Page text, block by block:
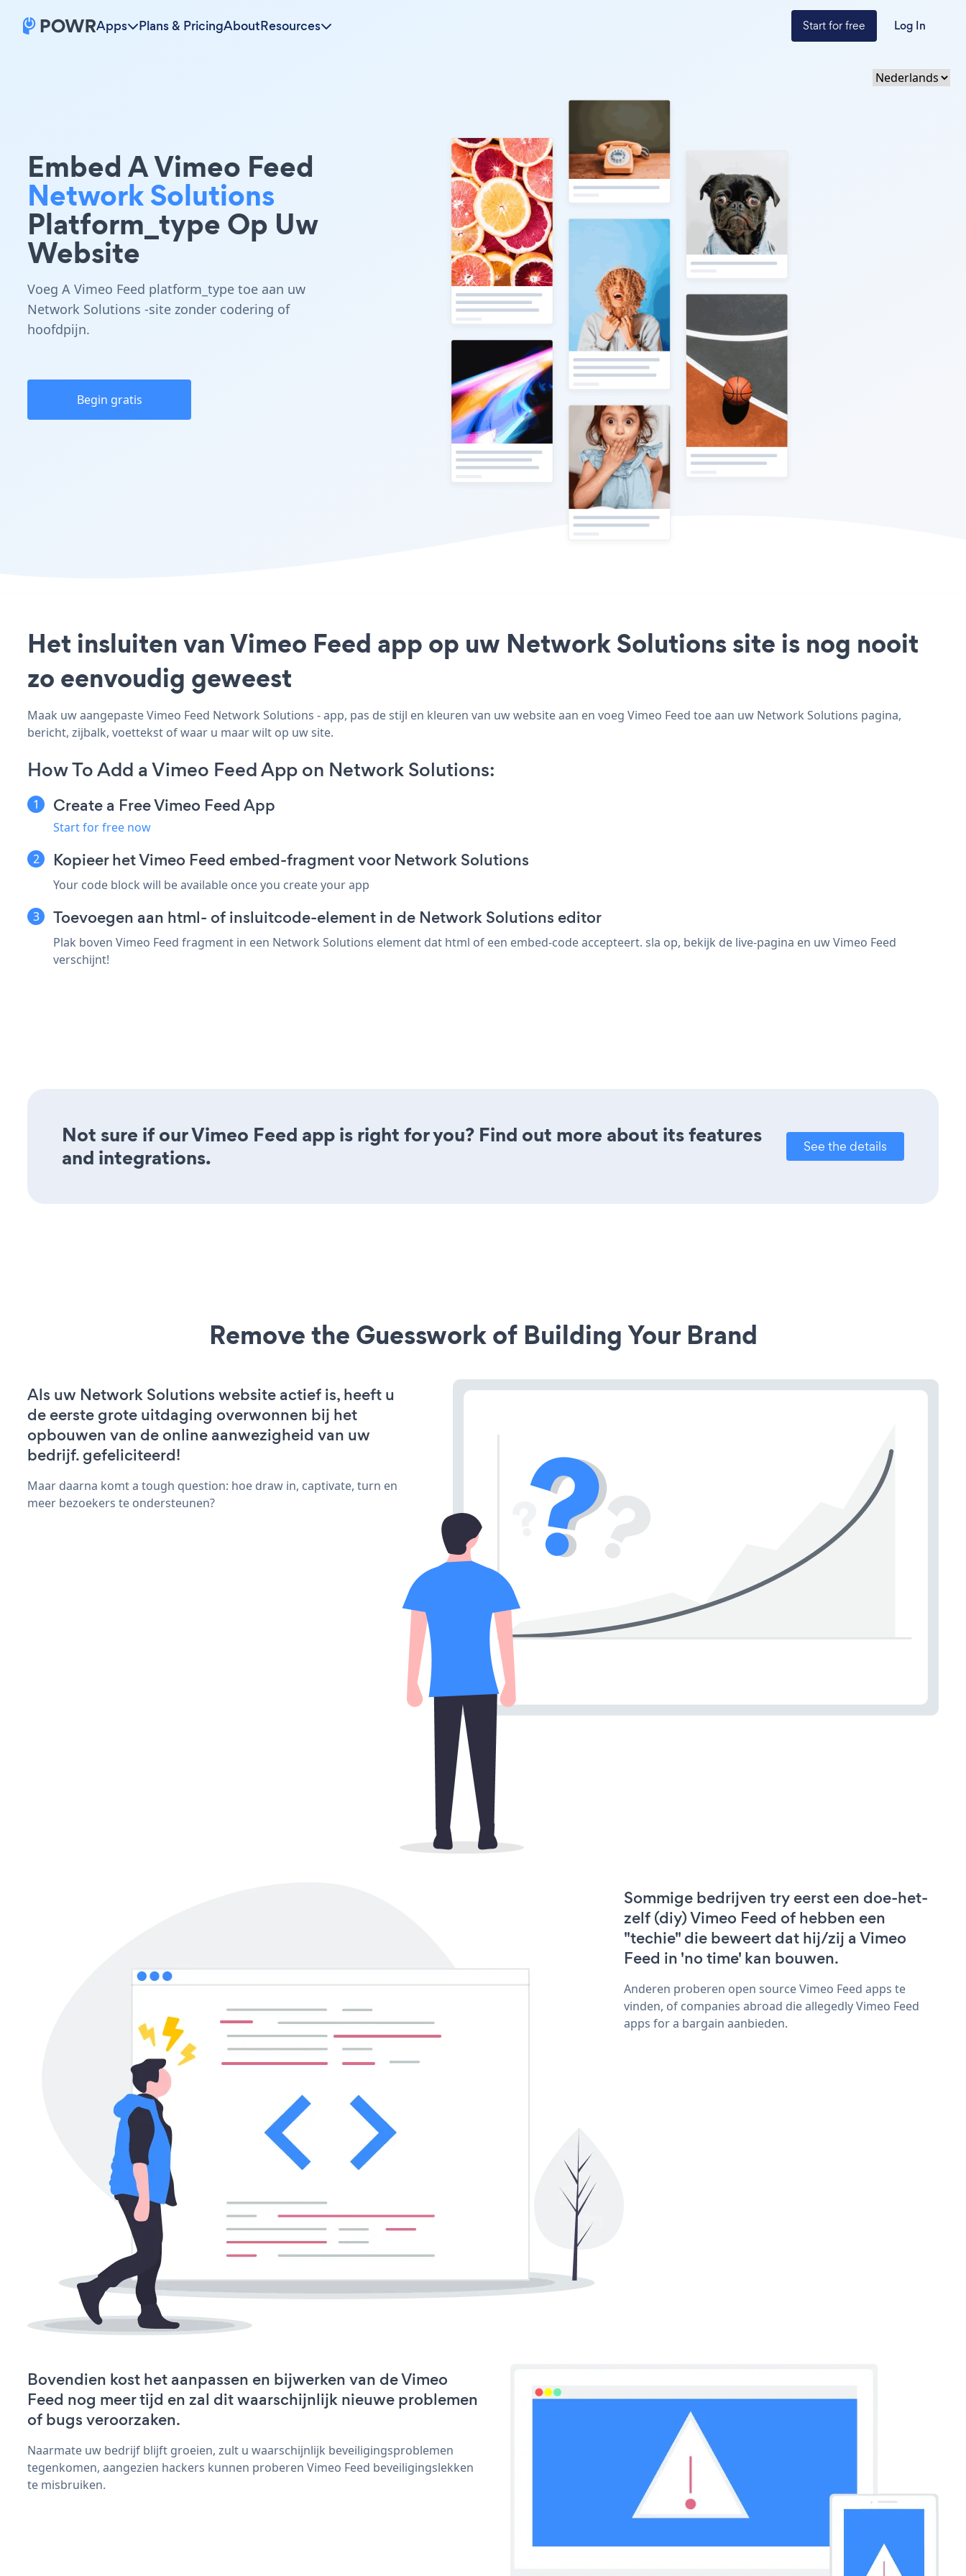
Apps Plans & PricingAboutResources Start for free Log In
Embed A Vimeo Feed
Network Solutions
Platform_type Op Uw
Website
Voeg A Vimeo Feed platform_type toe aan uw
Network Solutions -site zonder codering of
hoofdpijn.
Begin gratis
Het insluiten van Vimeo Feed app op uw Network Solutions site is nog nooit
zo eenvoudig geweest
Maak uw aangepaste Vimeo Feed Network Solutions - app, pas de stijl en kleuren van uw website aan en voeg Vimeo Feed toe aan uw Network Solutions pagina,
bericht, zijbalk, voettekst of waar u maar wilt op uw site.
How To Add a Vimeo Feed App on Network Solutions:
Create a Free Vimeo Feed App
Start for free now
Kopieer het Vimeo Feed embed-fragment voor Network Solutions
Your code block will be available once you create your app
Toevoegen aan html- of insluitcode-element in de Network Solutions editor
Plak boven Vimeo Feed fragment in een Network Solutions element dat html of een embed-code accepteert. sla op, bekijk de live-pagina en uw Vimeo Feed
verschijnt!
Not sure if our Vimeo Feed app is right for you? Find out more about its features
and integrations.
See the details
Remove the Guesswork of Building Your Brand
Als uw Network Solutions website actief is, heeft u
de eerste grote uitdaging overwonnen bij het
opbouwen van de online aanwezigheid van uw
bedrijf. gefeliciteerd!
Maar daarna komt a tough question: hoe draw in, captivate, turn en
meer bezoekers te ondersteunen?
Sommige bedrijven try eerst een doe-het-
zelf (diy) Vimeo Feed of hebben een
"techie" die beweert dat hij/zij a Vimeo
Feed in 'no time' kan bouwen.
Anderen proberen open source Vimeo Feed apps te
vinden, of companies abroad die allegedly Vimeo Feed
apps for a bargain aanbieden.
Bovendien kost het aanpassen en bijwerken van de Vimeo
Feed nog meer tijd en zal dit waarschijnlijk nieuwe problemen
of bugs veroorzaken.
Naarmate uw bedrijf blijft groeien, zult u waarschijnlijk beveiligingsproblemen
tegenkomen, aangezien hackers kunnen proberen Vimeo Feed beveiligingslekken
te misbruiken.